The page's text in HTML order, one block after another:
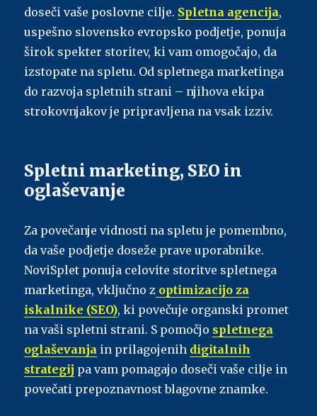
doseči vaše poslovne cilje. Spletna agencija,
uspešno slovensko evropsko podjetje, ponuja
širok spekter storitev, ki vam omogočajo, da
izstopate na spletu. Od spletnega marketinga
do razvoja spletnih strani – njihova ekipa
strokovnjakov je pripravljena na vsak izziv.
Spletni marketing, SEO in
oglaševanje
Za povečanje vidnosti na spletu je pomembno,
da vaše podjetje doseže prave uporabnike.
NoviSplet ponuja celovite storitve spletnega
marketinga, vključno z optimizacijo za
iskalnike (SEO), ki povečuje organski promet
na vaši spletni strani. S pomočjo spletnega
oglaševanja in prilagojenih digitalnih
strategij pa vam pomagajo doseči vaše cilje in
povečati prepoznavnost blagovne znamke.